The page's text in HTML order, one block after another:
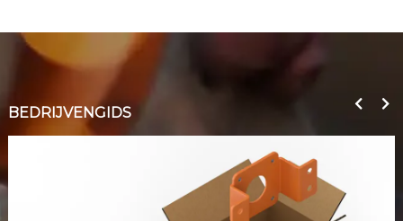
BEDRIJVENGIDS